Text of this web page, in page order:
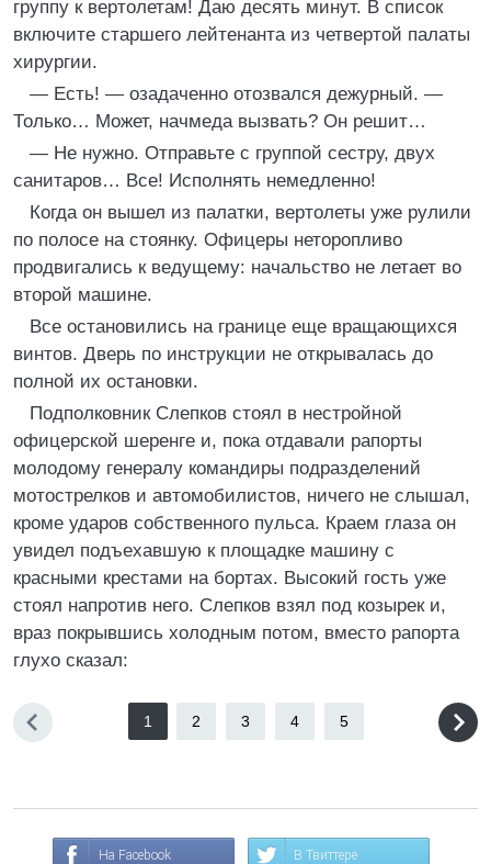
группу к вертолетам! Даю десять минут. В список
включите старшего лейтенанта из четвертой палаты
хирургии.
— Есть! — озадаченно отозвался дежурный. —
Только… Может, начмеда вызвать? Он решит…
— Не нужно. Отправьте с группой сестру, двух
санитаров… Все! Исполнять немедленно!
Когда он вышел из палатки, вертолеты уже рулили
по полосе на стоянку. Офицеры неторопливо
продвигались к ведущему: начальство не летает во
второй машине.
Все остановились на границе еще вращающихся
винтов. Дверь по инструкции не открывалась до
полной их остановки.
Подполковник Слепков стоял в нестройной
офицерской шеренге и, пока отдавали рапорты
молодому генералу командиры подразделений
мотострелков и автомобилистов, ничего не слышал,
кроме ударов собственного пульса. Краем глаза он
увидел подъехавшую к площадке машину с
красными крестами на бортах. Высокий гость уже
стоял напротив него. Слепков взял под козырек и,
враз покрывшись холодным потом, вместо рапорта
глухо сказал:
1 2 3 4 5
На Facebook В Твиттере